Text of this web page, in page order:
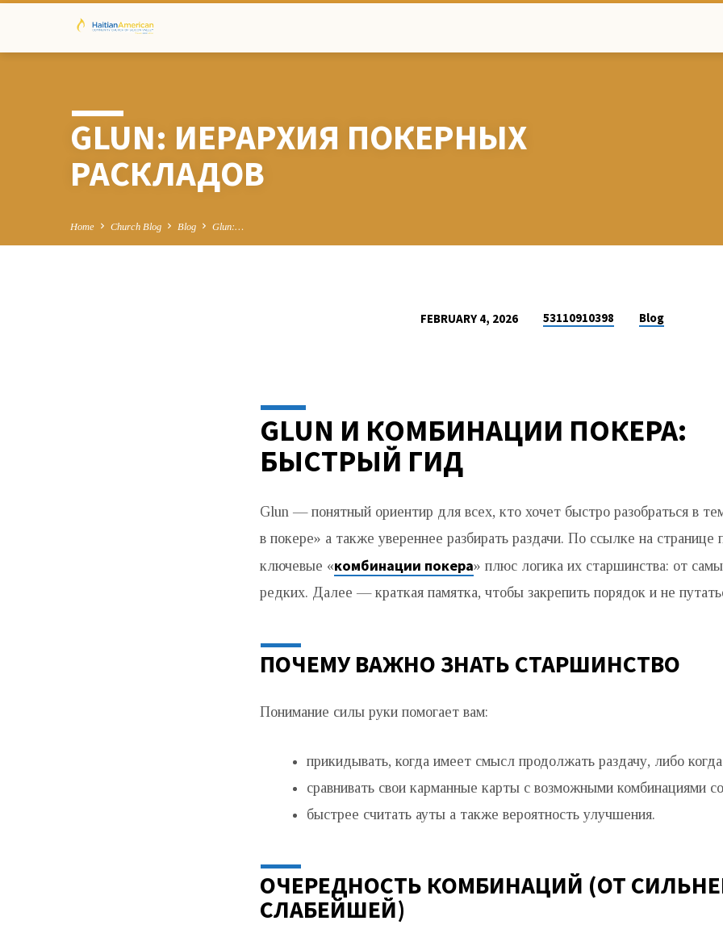
GLUN: ИЕРАРХИЯ ПОКЕРНЫХ
РАСКЛАДОВ
Home Church Blog Blog Glun:…
ПОКЕРНЫХ
РАСКЛАДОВ
FEBRUARY 4, 2026 53110910398 Blog
GLUN И КОМБИНАЦИИ ПОКЕРА:
БЫСТРЫЙ ГИД
Glun — понятный ориентир для всех, кто хочет быстро разобраться в
в покере» а также увереннее разбирать раздачи. По ссылке на странице
ключевые «комбинации покера» плюс логика их старшинства: от
редких. Далее — краткая памятка, чтобы закрепить порядок и не
ПОЧЕМУ ВАЖНО ЗНАТЬ СТАРШИНСТВО
Понимание силы руки помогает вам:
прикидывать, когда имеет смысл продолжать раздачу, либо
сравнивать свои карманные карты с возможными комбинациями
быстрее считать ауты а также вероятность улучшения.
ОЧЕРЕДНОСТЬ КОМБИНАЦИЙ (ОТ
СЛАБЕЙШЕЙ)